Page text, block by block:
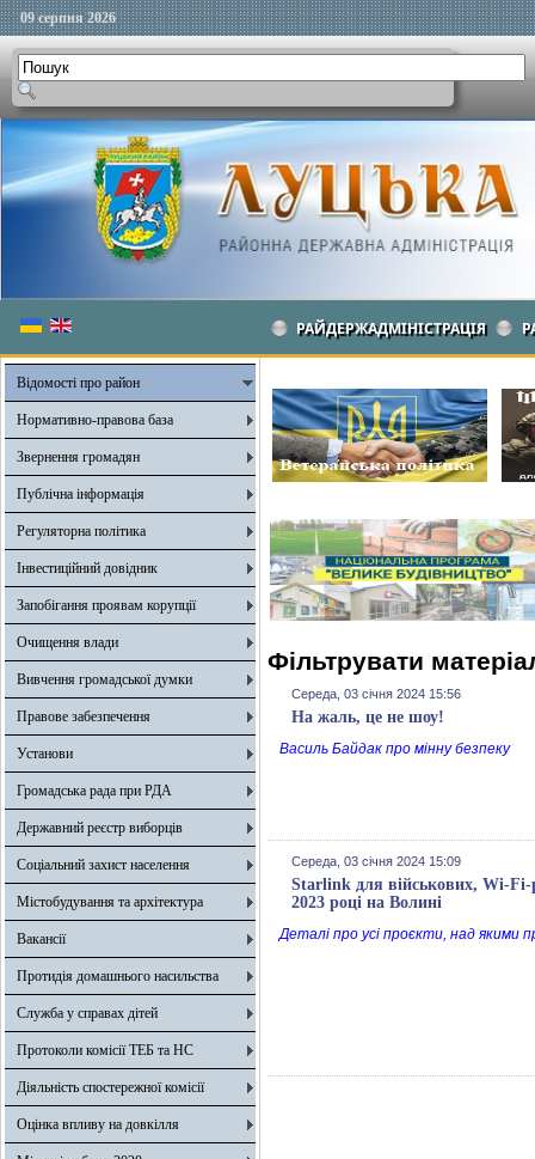
09 серпня 2026
РАЙДЕРЖАДМІНІСТРАЦІЯ
Відомості про район
Нормативно-правова база
Звернення громадян
Публічна інформація
Регуляторна політика
Інвестиційний довідник
Запобігання проявам корупції
Очищення влади
Вивчення громадської думки
Правове забезпечення
Установи
Громадська рада при РДА
Державний реєстр виборців
Соціальний захист населення
Містобудування та архітектура
Вакансії
Протидія домашнього насильства
Служба у справах дітей
Протоколи комісії ТЕБ та НС
Діяльність спостережної комісії
Оцінка впливу на довкілля
Фільтрувати
Середа, 03 січня 2024 15:56
На жаль, це не шоу!
Василь Байдак про мінну безпеку
Середа, 03 січня 2024 15:09
Starlink для військових, Wi-Fi-
2023 році на Волині
Деталі про усі проєкти, над якими